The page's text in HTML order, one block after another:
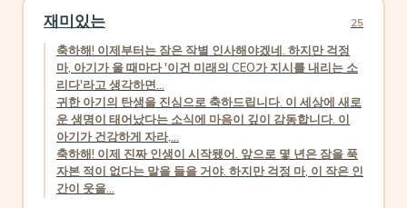
재미있는 25
축하해! 이제부터는 잠은 작별 인사해야겠네. 하지만 걱정
마, 아기가 울 때마다 '이건 미래의 CEO가 지시를 내리는 소
리다'라고 생각하면...
귀한 아기의 탄생을 진심으로 축하드립니다. 이 세상에 새로
운 생명이 태어났다는 소식에 마음이 깊이 감동합니다. 이
아기가 건강하게 자라,...
축하해! 이제 진짜 인생이 시작됐어. 앞으로 몇 년은 잠을 푹
자본 적이 없다는 말을 들을 거야. 하지만 걱정 마, 이 작은 인
간이 웃을...